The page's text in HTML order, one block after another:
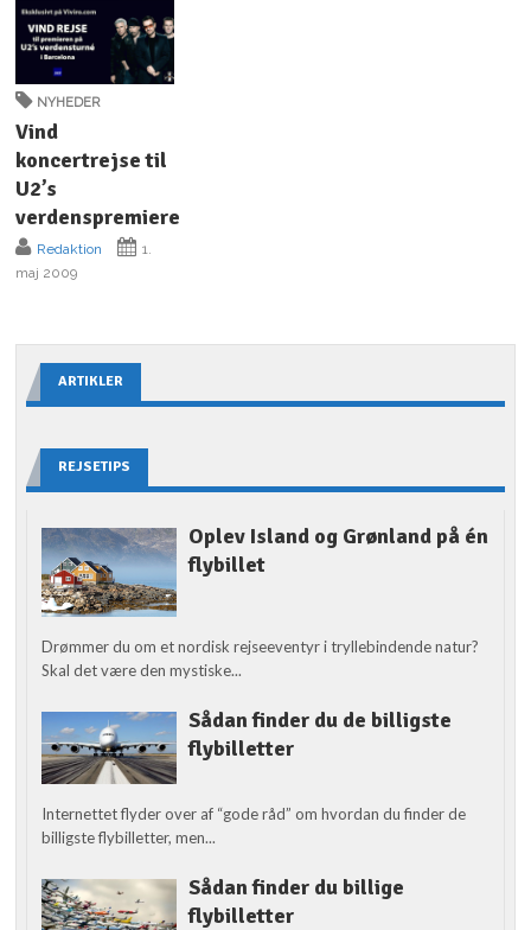
NYHEDER
Vind
koncertrejse til
U2’s
verdenspremiere
Redaktion
1.
maj 2009
ARTIKLER
REJSETIPS
Oplev Island og Grønland på én
flybillet
Drømmer du om et nordisk rejseeventyr i tryllebindende natur?
Skal det være den mystiske...
Sådan finder du de billigste
flybilletter
Internettet flyder over af “gode råd” om hvordan du finder de
billigste flybilletter, men...
Sådan finder du billige
flybilletter